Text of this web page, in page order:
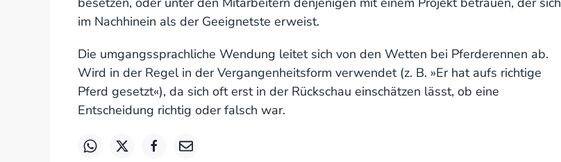
im Nachhinein als der Geeignetste erweist.
Die umgangssprachliche Wendung leitet sich von den Wetten bei Pferderennen ab.
Wird in der Regel in der Vergangenheitsform verwendet (z. B. »Er hat aufs richtige
Pferd gesetzt«), da sich oft erst in der Rückschau einschätzen lässt, ob eine
Entscheidung richtig oder falsch war.